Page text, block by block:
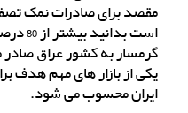
مقصد برای صادرات نمک
است
گرمسار به کشور عراق
یکی از بازار های مهم هدف
ایران محسوب می شود.